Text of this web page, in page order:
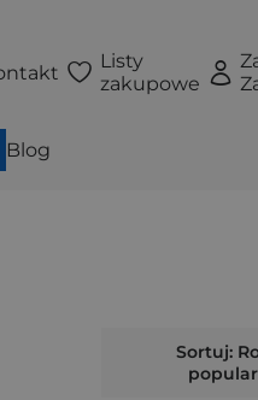
Listy
zakupowe
Blog
Sortuj: